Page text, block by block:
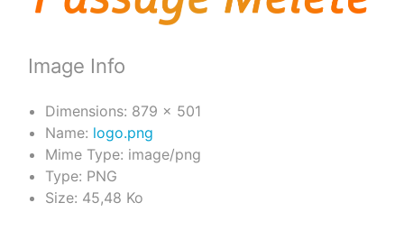
Image Info
Dimensions: 879 × 501
Name: logo.png
Mime Type: image/png
Type: PNG
Size: 45,48 Ko